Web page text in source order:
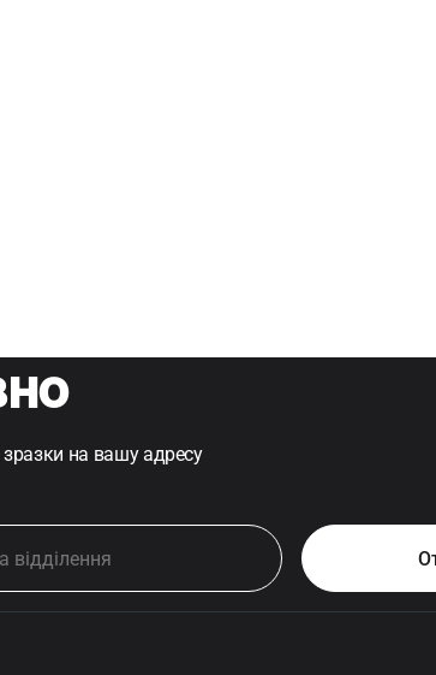
на вашу адресу